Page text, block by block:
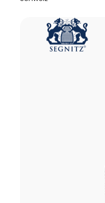
Bildergalerie überspringen